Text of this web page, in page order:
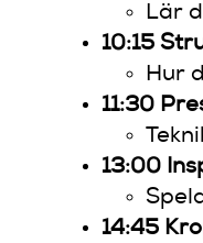
Lär
10:15
Hur
11:30
13:00
14:45